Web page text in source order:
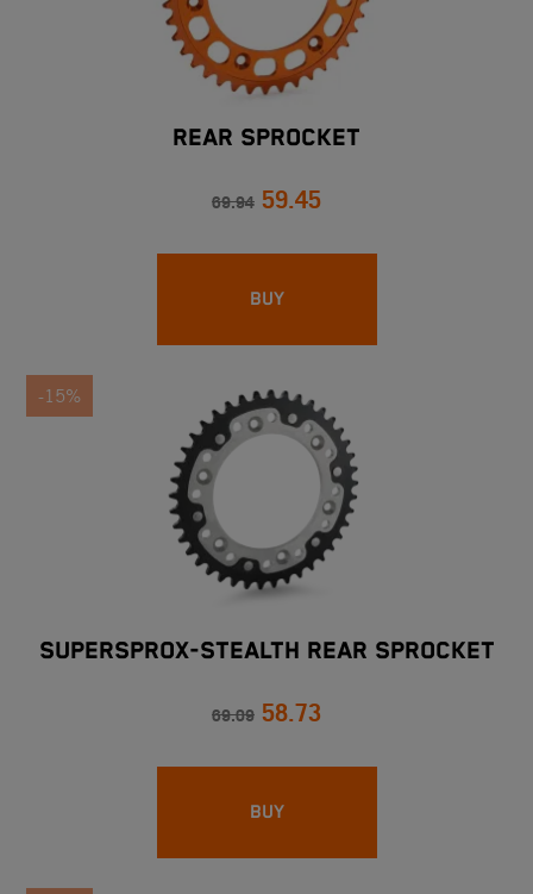
REAR SPROCKET
69.94 59.45
BUY
-15%
SUPERSPROX-STEALTH REAR SPROCKET
69.09 58.73
BUY